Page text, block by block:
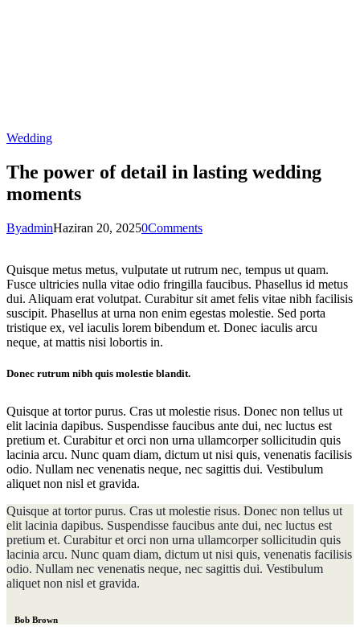
Wedding
The power of detail in lasting wedding
moments
ByadminHaziran 20, 20250Comments
Quisque metus metus, vulputate ut rutrum nec, tempus ut quam.
Fusce ultricies nulla vitae odio fringilla faucibus. Phasellus id metus
dui. Aliquam erat volutpat. Curabitur sit amet felis vitae nibh facilisis
suscipit. Phasellus at urna non enim egestas molestie. Sed porta
tristique ex, vel iaculis lorem bibendum et. Donec iaculis arcu
neque, at mattis nisi lobortis in.
Donec rutrum nibh quis molestie blandit.
Quisque at tortor purus. Cras ut molestie risus. Donec non tellus ut
elit lacinia dapibus. Suspendisse faucibus ante dui, nec luctus est
pretium et. Curabitur et orci non urna ullamcorper sollicitudin quis
lacinia arcu. Nunc quam diam, dictum ut nisi quis, venenatis facilisis
odio. Nullam nec venenatis neque, nec sagittis dui. Vestibulum
aliquet non nisl et gravida.
Quisque at tortor purus. Cras ut molestie risus. Donec non tellus ut
elit lacinia dapibus. Suspendisse faucibus ante dui, nec luctus est
pretium et. Curabitur et orci non urna ullamcorper sollicitudin quis
lacinia arcu. Nunc quam diam, dictum ut nisi quis, venenatis facilisis
odio. Nullam nec venenatis neque, nec sagittis dui. Vestibulum
aliquet non nisl et gravida.
Bob Brown